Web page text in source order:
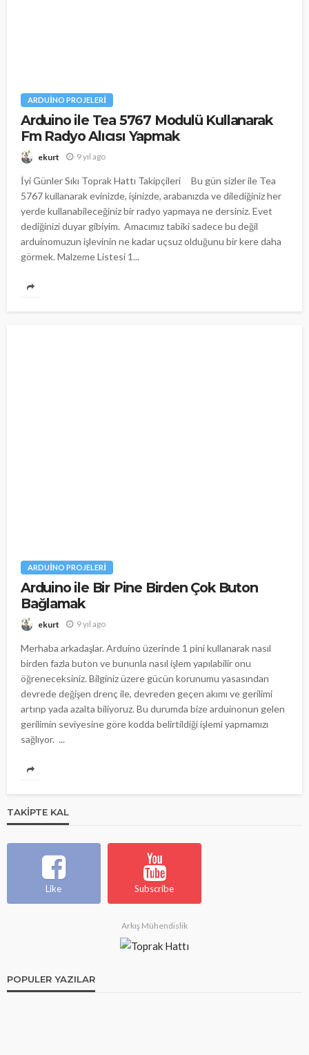
ARDUINO PROJELERI
Arduino ile Tea 5767 Modulü Kullanarak
Fm Radyo Alıcısı Yapmak
ekurt 9 yıl ago
İyi Günler Sıkı Toprak Hattı Takipçileri Bu gün sizler ile Tea
5767 kullanarak evinizde, işinizde, arabanızda ve dilediğiniz her
yerde kullanabileceğiniz bir radyo yapmaya ne dersiniz. Evet
dediğinizi duyar gibiyim. Amacımız tabiki sadece bu değil
arduinomuzun işlevinin ne kadar uçsuz olduğunu bir kere daha
görmek. Malzeme Listesi 1...
ARDUINO PROJELERI
Arduino ile Bir Pine Birden Çok Buton
Bağlamak
ekurt 9 yıl ago
Merhaba arkadaşlar. Arduino üzerinde 1 pini kullanarak nasıl
birden fazla buton ve bununla nasıl işlem yapılabilir onu
öğreneceksiniz. Bilginiz üzere gücün korunumu yasasından
devrede değişen drenç ile, devreden geçen akımı ve gerilimi
artırıp yada azalta biliyoruz. Bu durumda bize arduinonun gelen
gerilimin seviyesine göre kodda belirtildiği işlemi yapmamızı
sağlıyor. ...
TAKIPTE KAL
Like Subscribe
Arkış Mühendislik
POPULER YAZILAR